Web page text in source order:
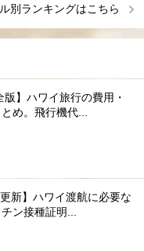
別ランキングはこちら
版】ハワイ旅行の費用・
め。飛行機代...
更新】ハワイ渡航に必要な
ン接種証明...